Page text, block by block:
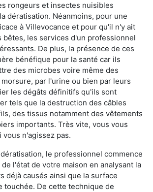
rongeurs et insectes nuisibles
dératisation. Néanmoins, pour une
à Villevocance et pour qu'il n'y ait
bêtes, les services d'un professionnel
De plus, la présence de ces
bénéfique pour la santé car ils
des microbes voire même des
par l'urine ou bien par leurs
les dégâts définitifs qu'ils sont
tels que la destruction des câbles
des tissus notamment des vêtements
importants. Très vite, vous vous
n'agissez pas.
le professionnel commence
l'état de votre maison en analysant la
déjà causés ainsi que la surface
touchée. De cette technique de